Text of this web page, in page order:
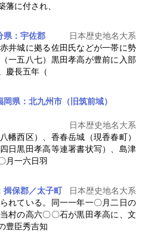
藩に付され、
県：宇佐郡
日本歴史地名大系
井城に拠る佐田氏などが一帯に勢
一五八七） 黒田孝高が豊前に入部
慶長五年（
県：北九州市（旧筑前域）
日本歴史地名大系
幡西区）、香春岳城（現香春町）
日黒田孝高等連署書状写）、島津
月一六日羽
揖保郡／太子町
日本歴史地名大系
れている。同一一年一〇月二日の
村の高六〇〇石が黒田孝高に、文
豊臣秀吉知